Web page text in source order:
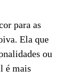
para as
Ela que
ou
é mais